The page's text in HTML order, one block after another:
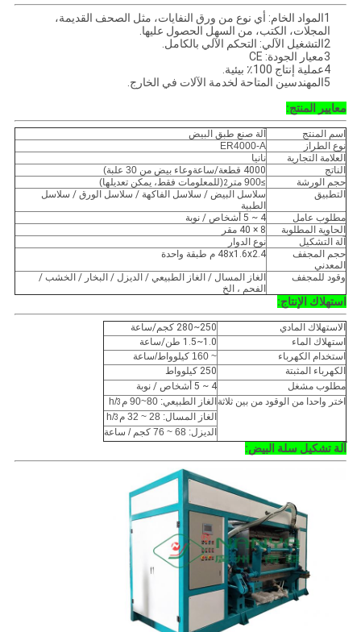
1المواد الخام: أي نوع من ورق النفايات، مثل الصحف القديمة،
المجلات، الكتب، من السهل الحصول عليها.
2التشغيل الآلي: التحكم الآلي بالكامل.
3معيار الجودة: CE
4عملية إنتاج 100٪ بيئية.
5المهندسين المتاحة لخدمة الآلات في الخارج.
معايير المنتج:
اسم المنتج
آلة صنع طبق البيض
نوع الطراز
ER4000-A
العلامة التجارية
نانيا
الناتج
4000 قطعة/ساعة
وعاء بيض من 30 علبة)
حجم الورشة
≥900 متر 2(للمعلومات فقط، يمكن تعديلها)
التطبيق
سلاسل البيض / سلاسل الفاكهة / سلاسل الورق / سلاسل
الطبية
مطلوب عامل
4 ~ 5 أشخاص / نوبة
الحاوية المطلوبة
8 × 40 مقر
آلة التشكيل
نوع الدوار
حجم المجفف
المعدني
48x1.6x2.4 م طبقة واحدة
وقود للمجفف
الغاز المسال / الغاز الطبيعي / الديزل / البخار / الخشب /
الفحم ، الخ
استهلاك الإنتاج:
الاستهلاك المادي
250~280 كجم/ساعة
استهلاك الماء
1.0~1.5 طن/ساعة
استخدام الكهرباء
~ 160 كيلوواط/ساعة
الكهرباء المثبتة
250 كيلوواط
مطلوب مشغل
4 ~ 5 أشخاص / نوبة
اختر واحدا من الوقود من بين ثلاثة الغاز الطبيعي: 80~90 م 3
/h
الغاز المسال: 28 ~ 32 م
3
/h
الديزل: 68 ~ 76 كجم / ساعة
آلة تشكيل سلة البيض: